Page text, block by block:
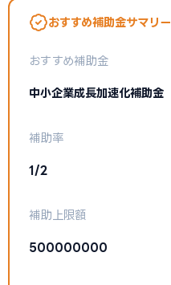
おすすめ補助金サマリー
おすすめ補助金
中小企業成長加速化補助金
補助率
1/2
補助上限額
500000000